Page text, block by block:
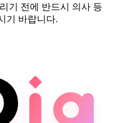
기 전에 반드시 의사 등
기 바랍니다.